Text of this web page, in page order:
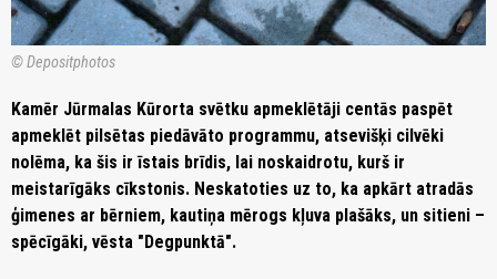
© Depositphotos
Kamēr Jūrmalas Kūrorta svētku apmeklētāji centās paspēt
apmeklēt pilsētas piedāvāto programmu, atsevišķi cilvēki
nolēma, ka šis ir īstais brīdis, lai noskaidrotu, kurš ir
meistarīgāks cīkstonis. Neskatoties uz to, ka apkārt atradās
ģimenes ar bērniem, kautiņa mērogs kļuva plašāks, un sitieni –
spēcīgāki, vēsta "Degpunktā".